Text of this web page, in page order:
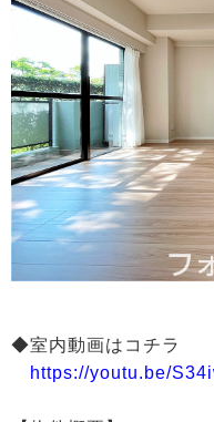
◆室内動画はコチラ
https://youtu.be/